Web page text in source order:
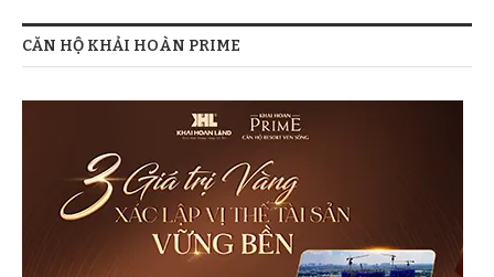
CĂN HỘ KHẢI HOÀN PRIME